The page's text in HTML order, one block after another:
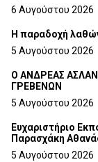
6 Αυγούστου 2026
H παραδοχή
5 Αυγούστου 2026
Ο ΑΝΔΡΕΑΣ
ΓΡΕΒΕΝΩΝ
5 Αυγούστου 2026
Ευχαριστήριο
Παρασχάκη
5 Αυγούστου 2026